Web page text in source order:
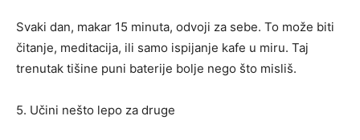
Svaki dan, makar 15 minuta, odvoji za sebe. To može biti
čitanje, meditacija, ili samo ispijanje kafe u miru. Taj
trenutak tišine puni baterije bolje nego što misliš.
5. Učini nešto lepo za druge